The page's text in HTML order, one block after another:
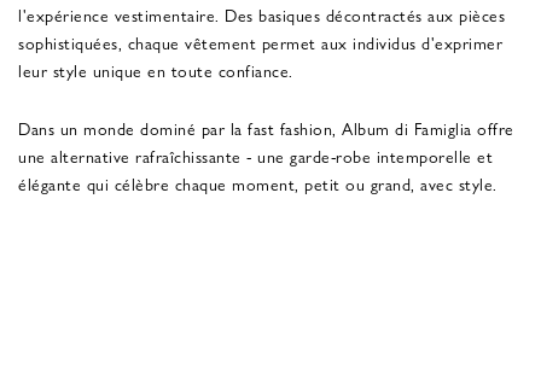
l'expérience vestimentaire. Des basiques décontractés aux pièces
sophistiquées, chaque vêtement permet aux individus d'exprimer
leur style unique en toute confiance.
Dans un monde dominé par la fast fashion, Album di Famiglia offre
une alternative rafraîchissante - une garde-robe intemporelle et
élégante qui célèbre chaque moment, petit ou grand, avec style.